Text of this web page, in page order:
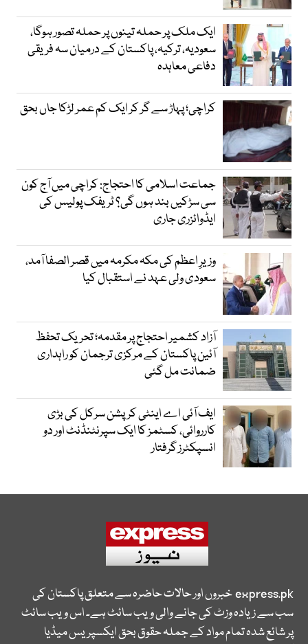
ایک ملک پر حملہ تینوں پر حملہ تصور ہوگا،
سعودیہ، ترکیہ، پاکستان کے درمیان سہ فریقی
دفاعی معاہدہ
کراچی؛ پہاڑ سے گر کر ایک کم عمر لڑکا جاں بحق
جماعت اسلامی کا احتجاج: کراچی میں آج کون
سی سڑکیں بند ہوں گی؟ ٹریفک پولیس کی
ایڈوائزری جاری
وزیرِ اعظم کی مکہ مکرمہ میں قصر الصفا آمد،
سعودی ولی عہد نے استقبال کیا
آزاد کشمیر احتجاج پر مقدمہ؛ تحریک تحفظ
آئین پاکستان کے مرکزی ترجمان کو راہداری
ضمانت مل گئی
ایف آئی اے اینٹی کرپشن سرکل کی بڑی
کارروائی، کسٹمز کا ایک سپرنٹنڈنٹ اور دو
انسپکٹرز گرفتار
express.pkخبروں اور حالات حاضرہ سے متعلق پاکستان کی
سب سے زیادہ وزٹ کی جانے والی ویب سائٹ ہے۔ اس ویب سائٹ
پر شائع شدہ تمام مواد کے جملہ حقوق بحق ایکسپریس میڈیا